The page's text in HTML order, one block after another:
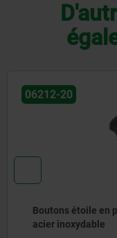
27750
Tampon